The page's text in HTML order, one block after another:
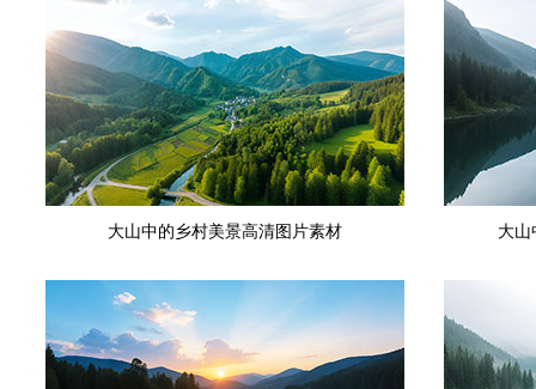
大山中的乡村美景高清图片素材 大山